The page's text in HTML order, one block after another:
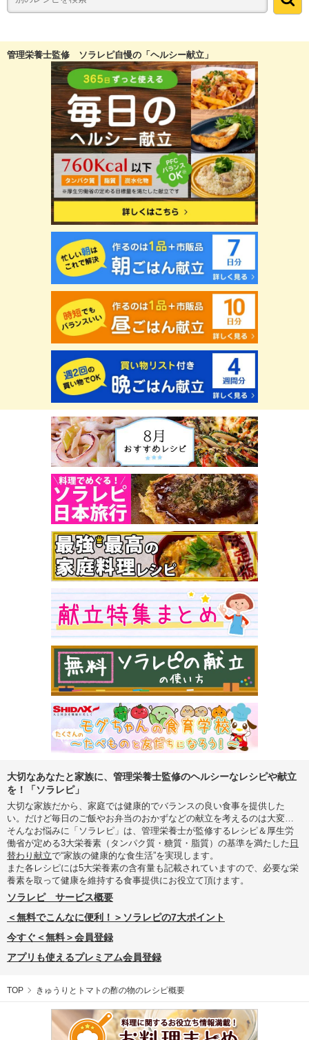
管理栄養士監修 ソラレピ自慢の「ヘルシー献立」
大切なあなたと家族に、管理栄養士監修のヘルシーなレシピや献立
を！「ソラレピ」
大切な家族だから、家庭では健康的でバランスの良い食事を提供した
い。だけど毎日のご飯やお弁当のおかずなどの献立を考えるのは大変…
そんなお悩みに「ソラレピ」は、管理栄養士が監修するレシピ＆厚生労
働省が定める3大栄養素（タンパク質・糖質・脂質）の基準を満たした 日
替わり献立で“家族の健康的な食生活”を実現します。
また各レシピには5大栄養素の含有量も記載されていますので、必要な栄
養素を取って健康を維持する食事提供にお役立て頂けます。
ソラレピ サービス概要
＜無料でこんなに便利！＞ソラレピの7大ポイント
今すぐ＜無料＞会員登録
アプリも使えるプレミアム会員登録
TOP きゅうりとトマトの酢の物のレシピ概要